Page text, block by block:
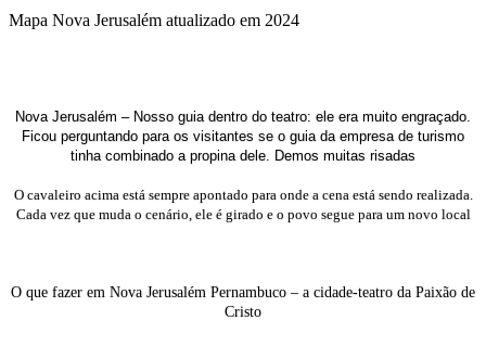
Mapa Nova Jerusalém atualizado em 2024
Nova Jerusalém – Nosso guia dentro do teatro: ele era muito engraçado.
Ficou perguntando para os visitantes se o guia da empresa de turismo
tinha combinado a propina dele. Demos muitas risadas
O cavaleiro acima está sempre apontado para onde a cena está sendo realizada.
Cada vez que muda o cenário, ele é girado e o povo segue para um novo local
O que fazer em Nova Jerusalém Pernambuco – a cidade-teatro da Paixão de
Cristo